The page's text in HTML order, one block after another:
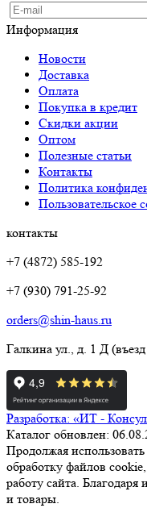
Информация
Новости
Доставка
Оплата
Покупка в кредит
Скидки акции
Оптом
Полезные статьи
Контакты
Политика
Пользовательское
контакты
+7 (4872) 585-192
+7 (930) 791-25-92
orders@shin-haus.ru
Галкина ул., д. 1 Д
Разработка: «ИТ -
Каталог обновлен:
Продолжая
обработку файлов
работу сайта.
и товары.